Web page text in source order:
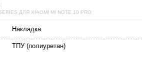
ДЛЯ XIAOMI MI NOTE 10 PRO
Накладка
ТПУ (полиуретан)